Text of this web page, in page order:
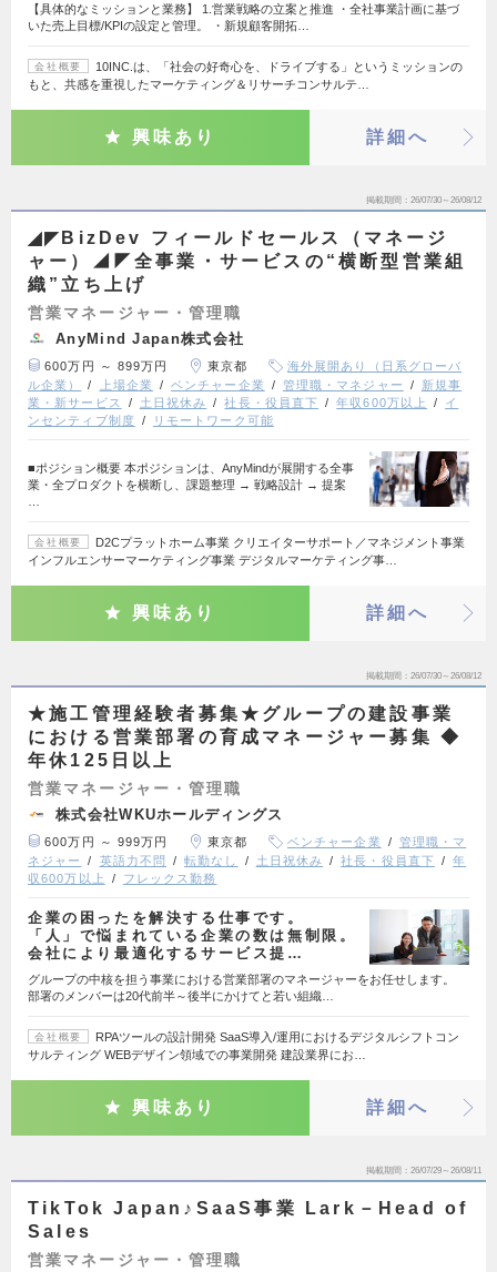
【具体的なミッションと業務】 1.営業戦略の立案と推進 ・全社事業計画に基づ
いた売上目標/KPIの設定と管理。 ・新規顧客開拓…
会社概要
10INC.は、「社会の好奇心を、ドライブする」というミッションの
もと、共感を重視したマーケティング＆リサーチコンサルテ…
興味あり 詳細へ
掲載期間 26/07/30～26/08/12
◢◤BizDev フィールドセールス（マネージ
ャー）◢◤全事業・サービスの“横断型営業組
織”立ち上げ
営業マネージャー・管理職
AnyMind Japan株式会社
600万円 ～ 899万円 東京都
海外展開あり（日系グローバ
ル企業）
上場企業 ベンチャー企業 管理職・マネジャー
新規事
業・新サービス
土日祝休み 社長・役員直下 年収600万以上
イ
ンセンティブ制度
リモートワーク可能
■ポジション概要 本ポジションは、AnyMindが展開する全事
業・全プロダクトを横断し、課題整理 → 戦略設計 → 提案
会社概要
D2Cプラットホーム事業 クリエイターサポート／マネジメント事業
インフルエンサーマーケティング事業 デジタルマーケティング事…
興味あり 詳細へ
掲載期間 26/07/30～26/08/12
★施工管理経験者募集★グループの建設事業
における営業部署の育成マネージャー募集 ◆
年休125日以上
営業マネージャー・管理職
株式会社WKUホールディングス
600万円 ～ 999万円 東京都 ベンチャー企業
管理職・マ
ネジャー
英語力不問 転勤なし 土日祝休み 社長・役員直下
年
収600万以上
フレックス勤務
企業の困ったを解決する仕事です。
「人」で悩まれている企業の数は無制限。
会社により最適化するサービス提…
グループの中核を担う事業における営業部署のマネージャーをお任せします。
部署のメンバーは20代前半～後半にかけてと若い組織…
会社概要
RPAツールの設計開発 SaaS導入/運用におけるデジタルシフトコン
サルティング WEBデザイン領域での事業開発 建設業界にお…
興味あり 詳細へ
掲載期間 26/07/29～26/08/11
TikTok Japan♪SaaS事業 Lark－Head of
Sales
営業マネージャー・管理職